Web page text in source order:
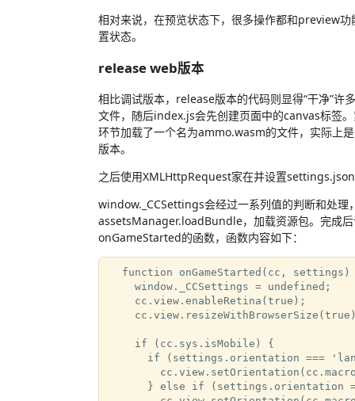
相对来说，在预览状态下，很多操作都和preview
置状态。
release web版本
相比调试版本，release版本的代码则显得“干净”
文件，随后index.js会先创建页面中的canvas标签
环节加载了一个名为ammo.wasm的文件，实际
版本。
之后使用XMLHttpRequest家在并设置
window._CCSettings会经过一系列值的判断和处
assetsManager.loadBundle，加载资源包。完成
onGameStarted的函数，函数内容如下：
function onGameStarted(cc, settings)
    window._CCSettings = undefined;
    cc.view.enableRetina(true);
    if (cc.sys.isMobile) {
if (settings.orientation ===
} else if (settings.orientation